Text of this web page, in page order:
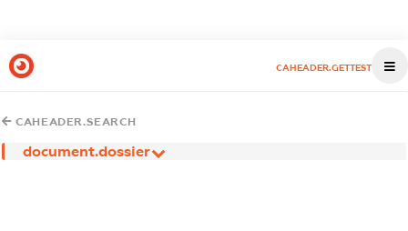
CAHEADER.GETTEST
CAHEADER.SEARCH
document.dossier